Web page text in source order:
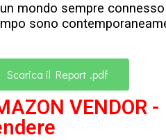
mondo sempre
sono
Scarica il Report .pdf